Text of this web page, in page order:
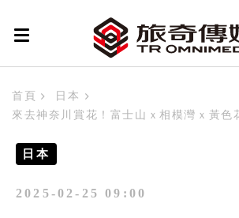
首頁
日本
來去神奈川賞花！富士山ｘ相模灣ｘ黃色
日本
2025-02-25 09:00